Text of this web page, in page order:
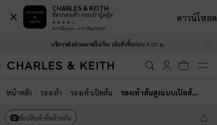
บริการส่งด่วนภายในวัน : เมื่อสั่งซื้อก่อน 9.00 น.
หน้าหลัก รองเท้า รองเท้าเปิดส้น รองเท้าส้นสูงแบบเปิดส้นหัวรองเท้าแบบเหลี่ยมดีเทลคัตเอาท์
ช้อปสินค้าที่คล้ายกัน
CHARLES & KEITH
ช้อปรองเท้า กระเป๋าผู้หญิง
ดาวน์โหลด - จาก Play Store
ดาวน์โหลด